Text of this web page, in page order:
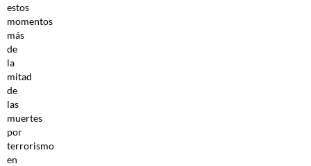
estos
momentos
más
de
la
mitad
de
las
muertes
por
terrorismo
en